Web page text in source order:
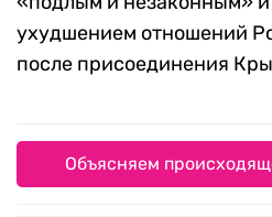
ухудшением отношений
после присоединения
Объясняем